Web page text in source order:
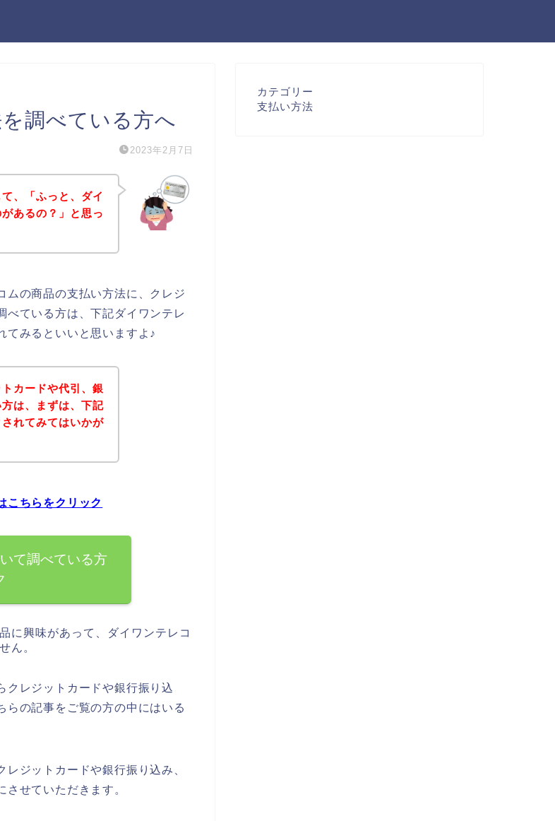
調べている方へ
2023年2月7日
、「ふっと、ダイ
あるの？」と思っ
ムの商品の支払い方法に、クレジ
べている方は、下記ダイワンテレ
てみるといいと思いますよ♪
カードや代引、銀
は、まずは、下記
れてみてはいかが
こちらをクリック
て調べている方
に興味があって、ダイワンテレコ
ん。
クレジットカードや銀行振り込
らの記事をご覧の方の中にはいる
ジットカードや銀行振り込み、
せていただきます。
カテゴリー
支払い方法